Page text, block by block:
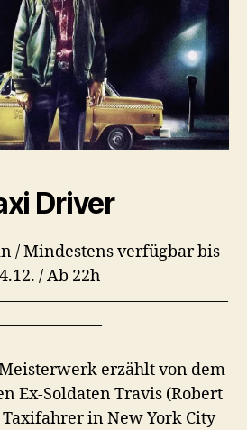
Driver
/ Mindestens verfügbar bis
/ Ab 22h
erzählt von dem
Ex-Soldaten Travis (Robert
in New York City